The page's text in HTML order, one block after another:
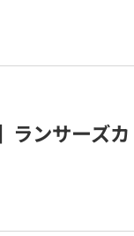
ランサーズカ